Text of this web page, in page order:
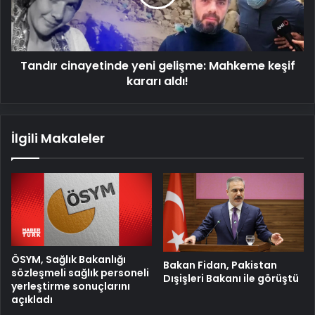
keşif
kararı
aldı!
Tandır cinayetinde yeni gelişme: Mahkeme keşif
kararı aldı!
İlgili Makaleler
ÖSYM, Sağlık Bakanlığı
sözleşmeli sağlık personeli
yerleştirme sonuçlarını
açıkladı
Bakan Fidan, Pakistan
Dışişleri Bakanı ile görüştü